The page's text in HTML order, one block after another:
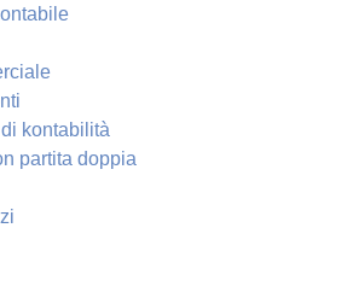
kontabilità
partita doppia